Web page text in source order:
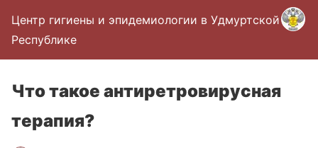
Центр гигиены и эпидемиологии в Удмуртской
Республике
Что такое антиретровирусная
терапия?